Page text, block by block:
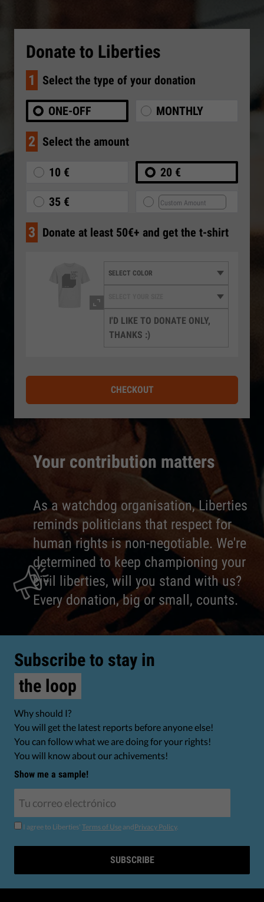
Your contribution matters
As a watchdog organisation, Liberties
reminds politicians that respect for
human rights is non-negotiable. We're
determined to keep championing your
civil liberties, will you stand with us?
Every donation, big or small, counts.
Donate to Liberties
1 Select the type of your donation
ONE-OFF MONTHLY
2 Select the amount
10 € 20 €
35 €
3 Donate at least 50€+ and get the t-shirt
I'D LIKE TO DONATE ONLY,
THANKS :)
CHECKOUT
Subscribe to stay in
the loop
Why should I?
You will get the latest reports before anyone else!
You can follow what we are doing for your rights!
You will know about our achivements!
Show me a sample!
I agree to Liberties' Terms of Use andPrivacy Policy.
SUBSCRIBE